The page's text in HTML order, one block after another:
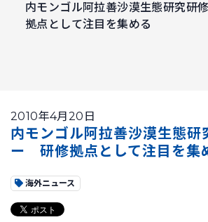
内モンゴル阿拉善沙漠生態研究研
拠点として注目を集める
2010年4月20日
内モンゴル阿拉善沙漠生態研
ー 研修拠点として注目を集
海外ニュース